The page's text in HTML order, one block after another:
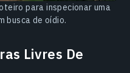
para inspecionar uma
busca de oídio.
Livres De